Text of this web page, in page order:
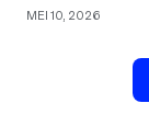
MEI 10, 2026